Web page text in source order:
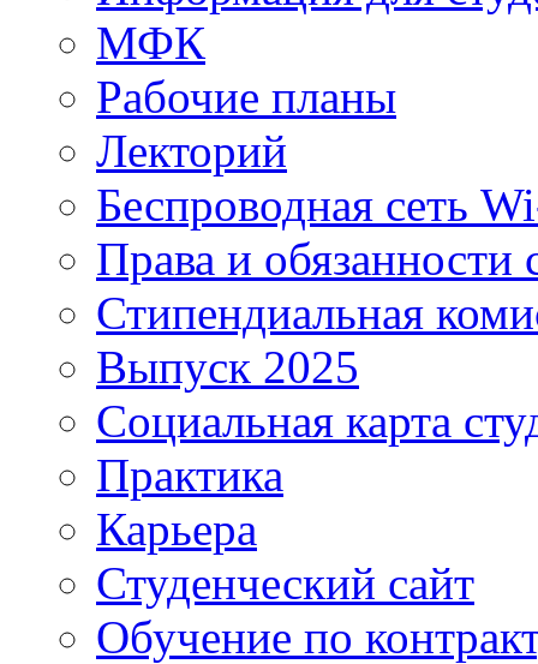
МФК
Рабочие планы
Лекторий
Беспроводная сеть
Права и обязанности
Стипендиальная
Выпуск 2025
Социальная карта
Практика
Карьера
Студенческий сайт
Обучение по